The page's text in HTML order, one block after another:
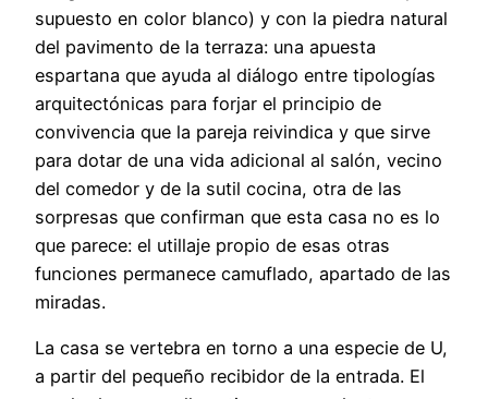
supuesto en color blanco) y con la piedra natural
del pavimento de la terraza: una apuesta
espartana que ayuda al diálogo entre tipologías
arquitectónicas para forjar el principio de
convivencia que la pareja reivindica y que sirve
para dotar de una vida adicional al salón, vecino
del comedor y de la sutil cocina, otra de las
sorpresas que confirman que esta casa no es lo
que parece: el utillaje propio de esas otras
funciones permanece camuflado, apartado de las
miradas.
La casa se vertebra en torno a una especie de U,
a partir del pequeño recibidor de la entrada. El